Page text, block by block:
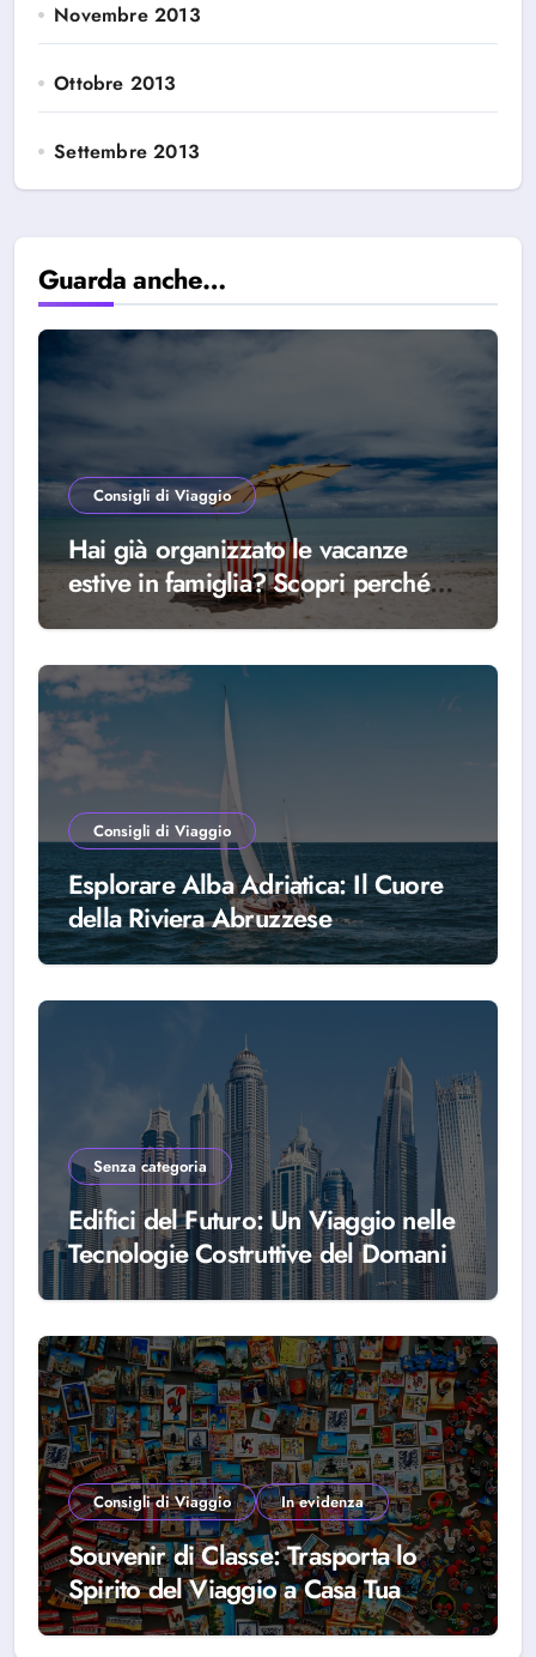
Novembre 2013
Ottobre 2013
Settembre 2013
Guarda anche…
Consigli di Viaggio
Hai già organizzato le vacanze
estive in famiglia? Scopri perché
scegliere Alba Adriatica
Consigli di Viaggio
Esplorare Alba Adriatica: Il Cuore
della Riviera Abruzzese
Senza categoria
Edifici del Futuro: Un Viaggio nelle
Tecnologie Costruttive del Domani
Consigli di Viaggio In evidenza
Souvenir di Classe: Trasporta lo
Spirito del Viaggio a Casa Tua